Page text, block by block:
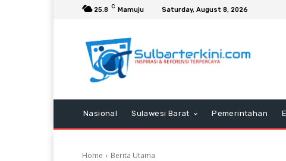
25.8 C Mamuju Saturday, August 8, 2026
Nasional Sulawesi Barat Pemerintahan
Home Berita Utama